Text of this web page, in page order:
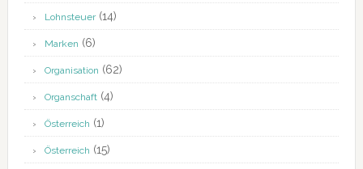
Lohnsteuer(14)
Marken (6)
Organisation (62)
Organschaft(4)
Österreich (1)
Österreich (15)